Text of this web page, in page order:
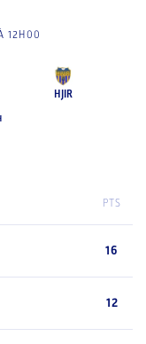
12H00
HJIR
PTS
16
12